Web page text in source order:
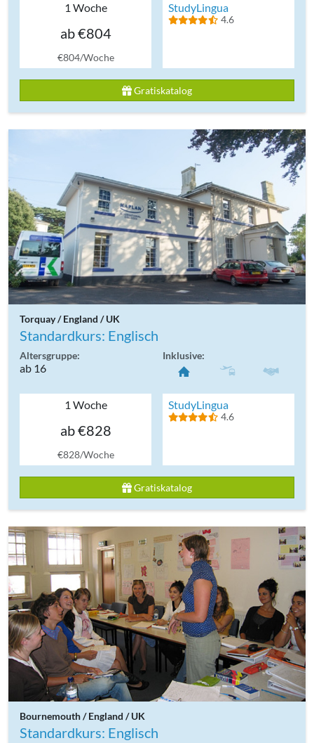
1 Woche
ab €804
€804/Woche
StudyLingua
4.6
Gratiskatalog
Torquay / England / UK
Standardkurs: Englisch
Altersgruppe:
ab 16
Inklusive:
1 Woche
ab €828
€828/Woche
StudyLingua
4.6
Gratiskatalog
Bournemouth / England / UK
Standardkurs: Englisch